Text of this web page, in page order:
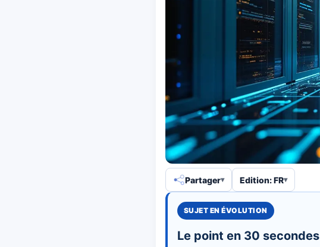
Partager Edition: FR
SUJET EN ÉVOLUTION
Le point en 30 secondes